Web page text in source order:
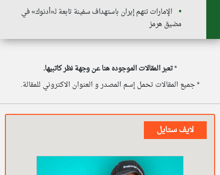
الإمارات تتهم إيران باستهداف سفينة تابعة لـ«أدنوك» في
مضيق هرمز
*تعبر المقالات الموجوده هنا عن وجهة نظر كاتبيها.
* جميع المقالات تحمل إسم المصدر و العنوان الاكتروني للمقالة.
لايف ستايل